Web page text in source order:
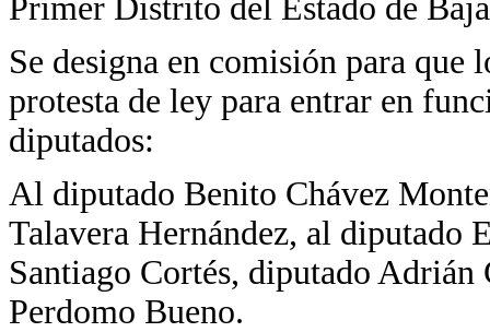
Primer Distrito del Estado de
Se designa en comisión para que
protesta de ley para entrar en
diputados:
Al diputado Benito Chávez
Talavera Hernández, al diputado
Santiago Cortés, diputado Adrián
Perdomo Bueno.